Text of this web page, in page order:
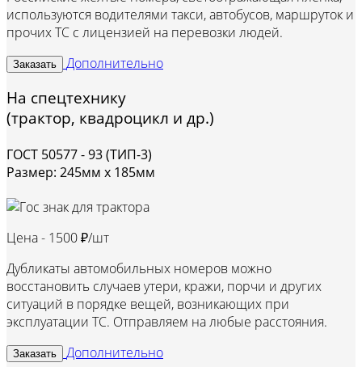
используются водителями такси, автобусов, маршруток и
прочих ТС с лицензией на перевозки людей.
Заказать Дополнительно
На спецтехнику
(трактор, квадроцикл и др.)
ГОСТ 50577 - 93 (ТИП-3)
Размер: 245мм х 185мм
Цена - 1500 ₽/шт
Дубликаты автомобильных номеров можно
восстановить случаев утери, кражи, порчи и других
ситуаций в порядке вещей, возникающих при
эксплуатации ТС. Отправляем на любые расстояния.
Заказать Дополнительно